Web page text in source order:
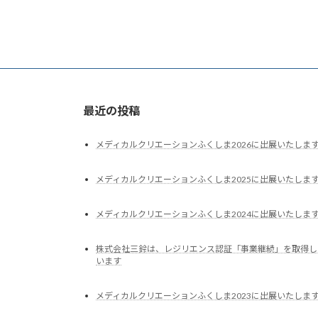
最近の投稿
メディカルクリエーションふくしま2026に出展いたしま
メディカルクリエーションふくしま2025に出展いたしま
メディカルクリエーションふくしま2024に出展いたしま
株式会社三鈴は、レジリエンス認証「事業継続」を取得
います
メディカルクリエーションふくしま2023に出展いたしま